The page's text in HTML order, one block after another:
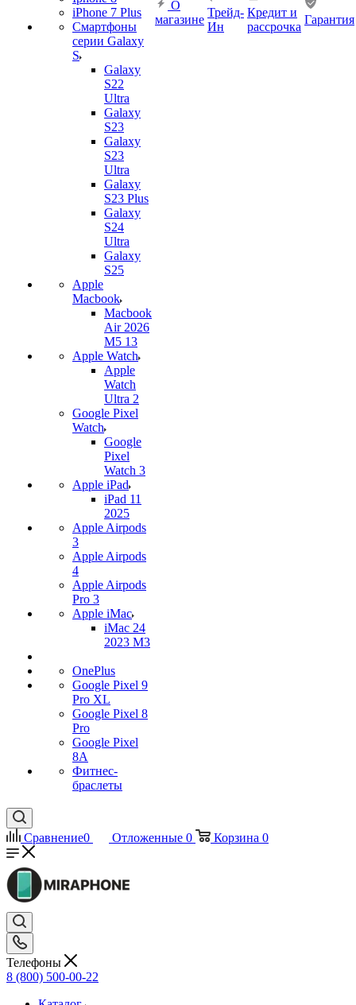
iPhone 7 Plus
Смартфоны
серии Galaxy
S
Galaxy
S22
Ultra
Galaxy
S23
Galaxy
S23
Ultra
Galaxy
S23 Plus
Galaxy
S24
Ultra
Galaxy
S25
Apple
Macbook
Macbook
Air 2026
M5 13
Apple Watch
Apple
Watch
Ultra 2
Google Pixel
Watch
Google
Pixel
Watch 3
Apple iPad
iPad 11
2025
Apple Airpods
3
Apple Airpods
4
Apple Airpods
Pro 3
Apple iMac
iMac 24
2023 M3
OnePlus
Google Pixel 9
Pro XL
Google Pixel 8
Pro
Google Pixel
8A
Фитнес-
браслеты
О
магазине
Трейд-
Ин
Кредит и
рассрочка
Гарантия
Сравнение0 Отложенные 0 Корзина 0
Телефоны
8 (800) 500-00-22